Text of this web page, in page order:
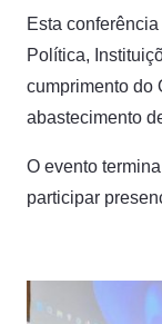
Esta
Política,
cumprimento do
abastecimento
O evento
participar